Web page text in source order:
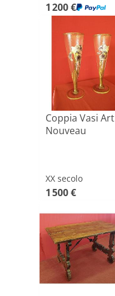
1 200 €
Coppia Vasi Art
Nouveau
XX secolo
1 500 €